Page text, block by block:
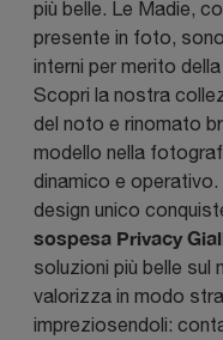
più belle. Le Madie,
presente in foto,
interni per merito
Scopri la nostra
del noto e rinomato
modello nella
dinamico e
design unico
sospesa Privacy
soluzioni più belle sul
valorizza in modo
impreziosendoli: